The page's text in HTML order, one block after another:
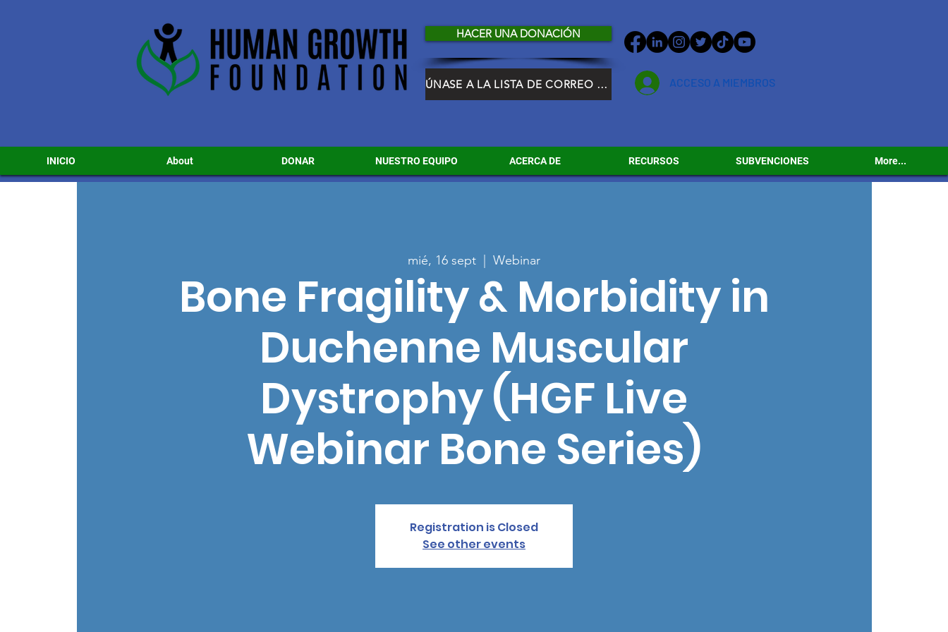
HACER UNA DONACIÓN
ÚNASE A LA LISTA DE CORREO DE HGF ACCESO A MIEMBROS
INICIO About DONAR NUESTRO EQUIPO ACERCA DE RECURSOS SUBVENCIONES More...
mié, 16 sept Webinar
Bone Fragility & Morbidity in
Duchenne Muscular
Dystrophy (HGF Live
Webinar Bone Series)
Registration is Closed
See other events